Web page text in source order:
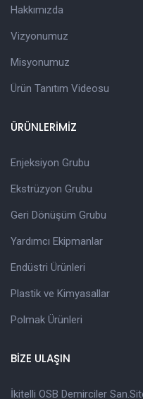
Hakkımızda
Vizyonumuz
Misyonumuz
Ürün Tanıtım Videosu
ÜRÜNLERİMİZ
Enjeksiyon Grubu
Ekstrüzyon Grubu
Geri Dönüşüm Grubu
Yardımcı Ekipmanlar
Endüstri Ürünleri
Plastik ve Kimyasallar
Polmak Ürünleri
BİZE ULAŞIN
İkitelli OSB Demirciler